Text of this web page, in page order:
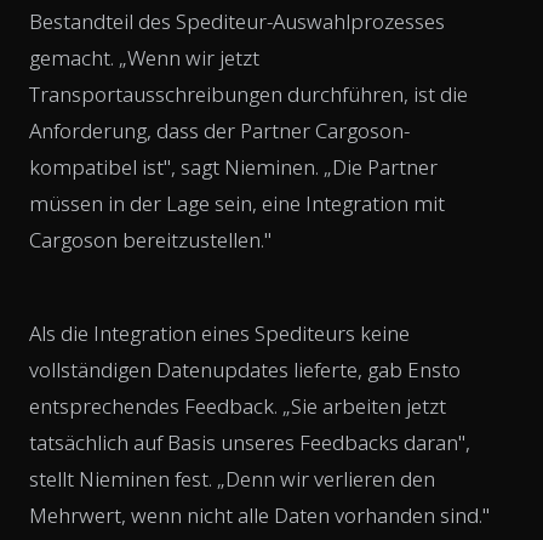
Bestandteil des Spediteur-Auswahlprozesses
gemacht. „Wenn wir jetzt
Transportausschreibungen durchführen, ist die
Anforderung, dass der Partner Cargoson-
kompatibel ist", sagt Nieminen. „Die Partner
müssen in der Lage sein, eine Integration mit
Cargoson bereitzustellen."
Als die Integration eines Spediteurs keine
vollständigen Datenupdates lieferte, gab Ensto
entsprechendes Feedback. „Sie arbeiten jetzt
tatsächlich auf Basis unseres Feedbacks daran",
stellt Nieminen fest. „Denn wir verlieren den
Mehrwert, wenn nicht alle Daten vorhanden sind."